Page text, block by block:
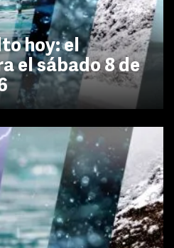
hoy: el
el sábado 8 de